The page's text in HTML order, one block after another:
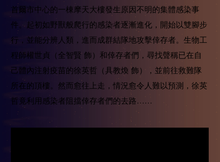
首爾市中心的一棟摩天大樓發生原因不明的集體感染事
件。起初如野獸般爬行的感染者逐漸進化，開始以雙腳步
行，並能分辨人類，進而成群結隊地攻擊倖存者。生物工
程師權世貞（全智賢 飾）和倖存者們，尋找聲稱已在自
己體內注射疫苗的徐英哲（具教煥 飾），並前往救難隊
所在的頂樓。然而愈往上走，情況愈令人難以預測，徐英
哲竟利用感染者阻擋倖存者們的去路……